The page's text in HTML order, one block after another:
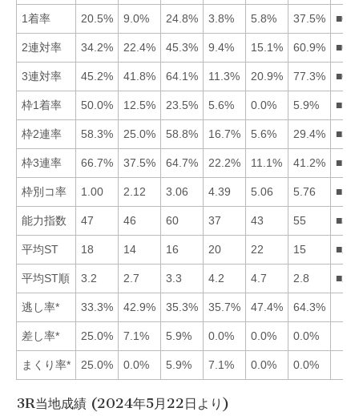
1着率 20.5% 9.0% 24.8% 3.8% 5.8% 37.5%
2連対率 34.2% 22.4% 45.3% 9.4% 15.1% 60.9%
3連対率 45.2% 41.8% 64.1% 11.3% 20.9% 77.3%
枠1着率 50.0% 12.5% 23.5% 5.6% 0.0% 5.9%
枠2連率 58.3% 25.0% 58.8% 16.7% 5.6% 29.4%
枠3連率 66.7% 37.5% 64.7% 22.2% 11.1% 41.2%
枠別コ率 1.00 2.12 3.06 4.39 5.06 5.76
能力指数 47 46 60 37 43 55
平均ST 18 14 16 20 22 15
平均ST順 3.2 2.7 3.3 4.2 4.7 2.8
逃し率* 33.3% 42.9% 35.3% 35.7% 47.4% 64.3%
差し率* 25.0% 7.1% 5.9% 0.0% 0.0% 0.0%
まくり率* 25.0% 0.0% 5.9% 7.1% 0.0% 0.0%
3R当地成績 (2024年5月22日より)